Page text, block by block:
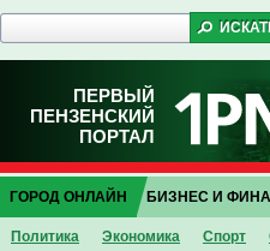
ПЕРВЫЙ
ПЕНЗЕНСКИЙ
ПОРТАЛ
ГОРОД ОНЛАЙН
Политика Экономика Спорт
БИЗНЕС И